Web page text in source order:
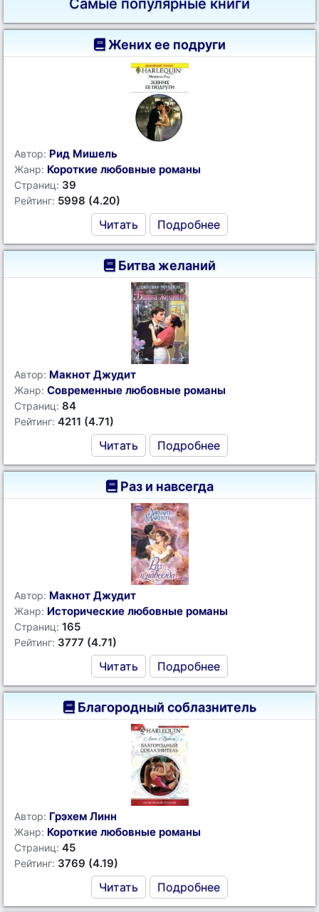
Самые популярные книги
Жених ее подруги
Автор: Рид Мишель
Жанр: Короткие любовные романы
Страниц: 39
Рейтинг: 5998 (4.20)
Читать Подробнее
Битва желаний
Автор: Макнот Джудит
Жанр: Современные любовные романы
Страниц: 84
Рейтинг: 4211 (4.71)
Читать Подробнее
Раз и навсегда
Автор: Макнот Джудит
Жанр: Исторические любовные романы
Страниц: 165
Рейтинг: 3777 (4.71)
Читать Подробнее
Благородный соблазнитель
Автор: Грэхем Линн
Жанр: Короткие любовные романы
Страниц: 45
Рейтинг: 3769 (4.19)
Читать Подробнее